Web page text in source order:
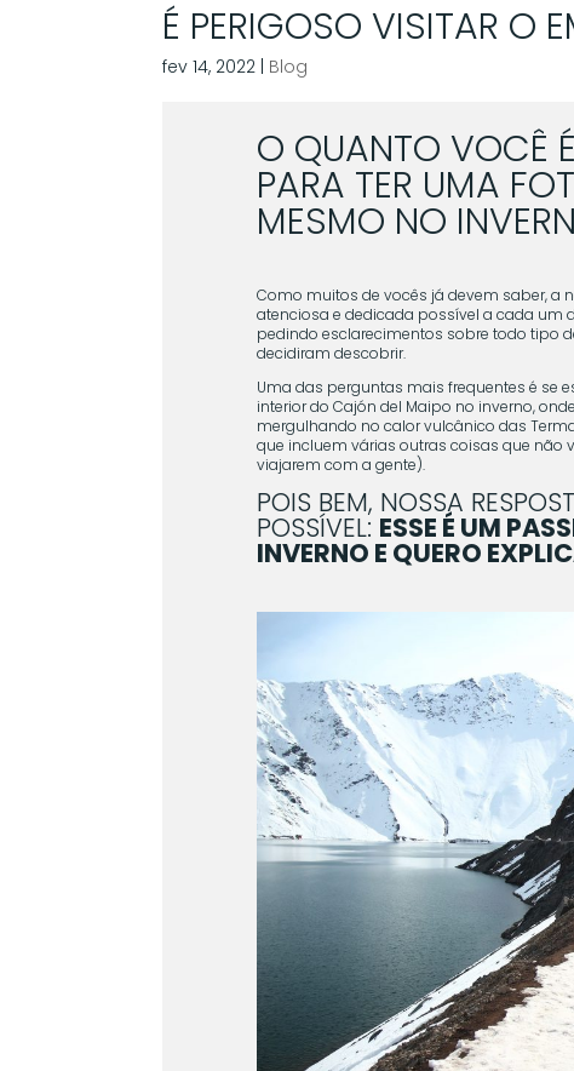
É PERIGOSO VISITAR O
fev 14, 2022 Blog
O QUANTO VOCÊ
PARA TER UMA
MESMO NO
Como muitos de vocês já devem saber, a
atenciosa e dedicada possível a cada um
pedindo esclarecimentos sobre todo tipo
decidiram descobrir.
Uma das perguntas mais frequentes é se
interior do Cajón del Maipo no inverno,
mergulhando no calor vulcânico das
que incluem várias outras coisas que não
viajarem com a gente).
POIS BEM, NOSSA
POSSÍVEL: ESSE É UM
INVERNO E QUERO